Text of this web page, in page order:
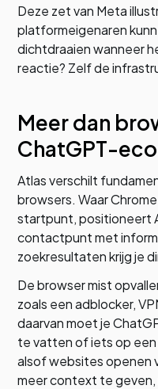
Deze zet van Meta
platformeigenaren
dichtdraaien wanneer
reactie? Zelf de
Meer dan
ChatGPT-
Atlas verschilt
browsers. Waar
startpunt, positioneert
contactpunt met
zoekresultaten krijg je
De browser mist
zoals een adblocker,
daarvan moet je
te vatten of iets op
alsof websites openen
meer context te